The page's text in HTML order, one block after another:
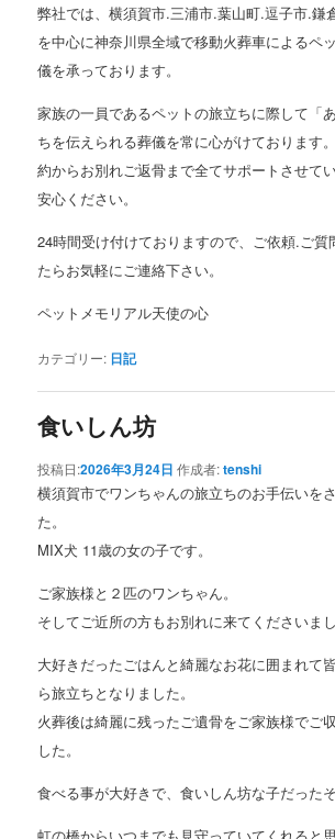
弊社では、横須賀市.三浦市.葉山町.逗子市.鎌
を中心に神奈川県全域で移動火葬車によるペ
儀を承っております。
家族の一員であるペットの旅立ちに際して「
ちを伝えられる葬儀を常に心がけております
約からお別れご返骨まで全てサポートさせて
安心ください。
24時間受け付けておりますので、ご依頼.ご質
たらお気軽にご連絡下さい。
ペットメモリアル天使の心
カテゴリー: 日記
食いしん坊
投稿日:2026年3月24日 作成者:tenshi
横須賀市でワンちゃんの旅立ちのお手伝いを
た。
MIX犬 11歳の女の子です。
ご家族様と２匹のワンちゃん。
そしてご近所の方もお別れに来てくださいまし
大好きだったごはんと綺麗なお花に囲まれて
ら旅立ちとなりました。
火葬後は綺麗に残ったご遺骨をご家族様でご
した。
食べる事が大好きで、食いしん坊な子だったそ